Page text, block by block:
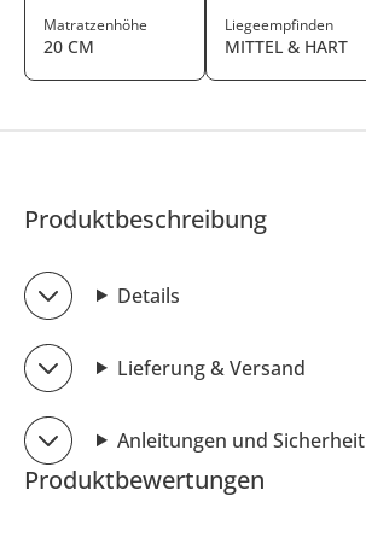
Matratzenhöhe
20 CM
Liegeempfinden
MITTEL & HART
Produktbeschreibung
Details
Lieferung & Versand
Anleitungen und Sicherheit
Produktbewertungen